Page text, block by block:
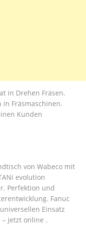
in Drehen Fräsen.
in Fräsmaschinen.
Kunden
von Wabeco mit
evolution
Perfektion und
Fanuc
Einsatz
– jetzt online .